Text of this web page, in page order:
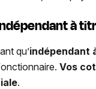
à
qu’indépendant
Vos
.